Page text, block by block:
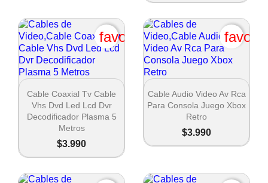
 Vista rápida
Cable Coaxial Tv Cable
Vhs Dvd Led Lcd Dvr
Decodificador Plasma 5
Metros
$3.990
favorite_border
 Vista rápida
Cable Audio Video Av Rca
Para Consola Juego Xbox
Retro
$3.990
Crear lista de deseos